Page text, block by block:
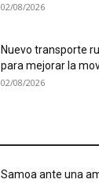
02/08/2026
Nuevo transporte
para mejorar la
02/08/2026
Samoa ante una